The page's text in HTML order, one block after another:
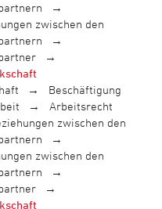
zwischen den
Beschäftigung
Arbeitsrecht
zwischen den
zwischen den